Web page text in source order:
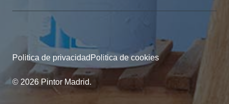
© 2026 Pintor Madrid.
Politica de privacidad Politica de cookies